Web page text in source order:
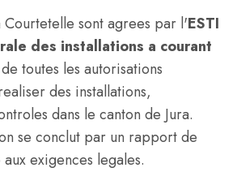
sont agrees par l'ESTI
des installations a courant
toutes les autorisations
des installations,
dans le canton de Jura.
se conclut par un rapport de
exigences legales.